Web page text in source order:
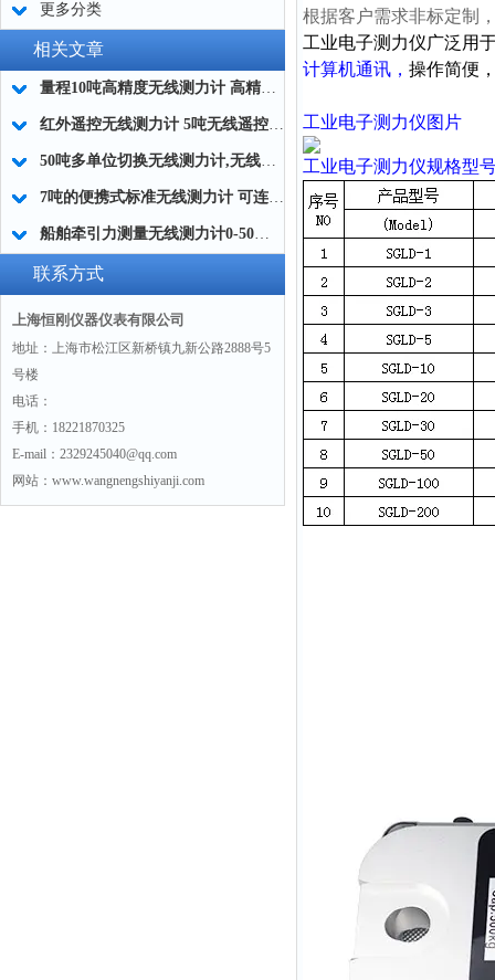
更多分类
相关文章
量程10吨高精度无线测力计 高精度智能无线拉力计厂家
红外遥控无线测力计 5吨无线遥控测力计 工业级无线测力计厂家
50吨多单位切换无线测力计,无线测力计带数据记录,无线双向通讯测力计厂家
7吨的便携式标准无线测力计 可连接电脑标准型无线拉力计厂家
船舶牵引力测量无线测力计0-50吨的国产生产商
联系方式
上海恒刚仪器仪表有限公司
地址：上海市松江区新桥镇九新公路2888号5
号楼
电话：
手机：18221870325
E-mail：2329245040@qq.com
网站：www.wangnengshiyanji.com
根据客户需求非标定制
工业电子测力仪广泛用
计算机通讯， 操作简便
工业电子测力仪图片
工业电子测力仪规格型